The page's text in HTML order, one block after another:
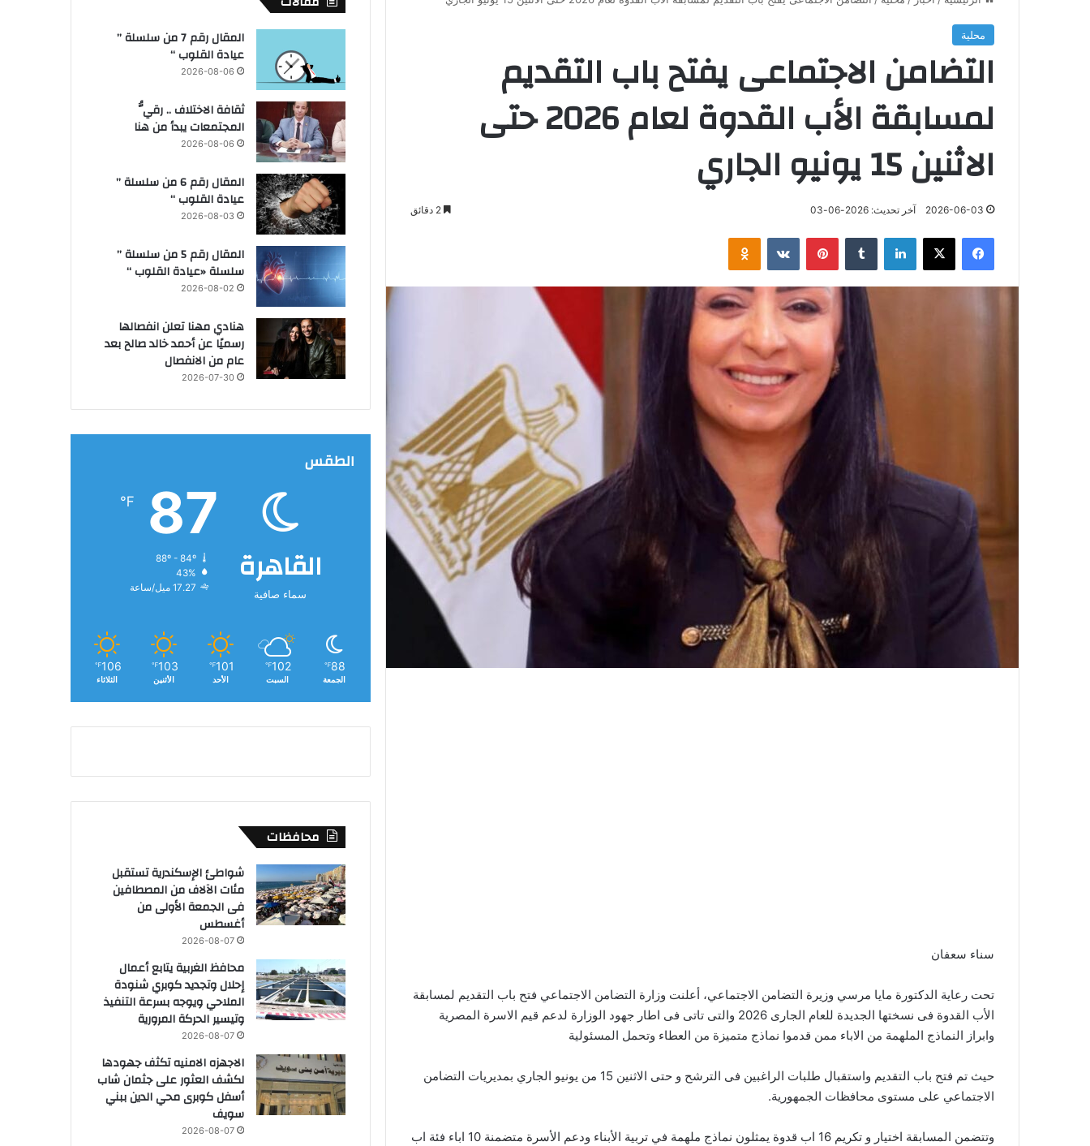
محلية
التضامن الاجتماعى يفتح باب التقديم
لمسابقة الأب القدوة لعام 2026 حتى
الاثنين 15 يونيو الجاري
2026-06-03 آخر تحديث: 2026-06-03
فيسبوك لينكدإن بينتيريست
سناء سعفان
تحت رعاية الدكتورة مايا مرسي وزيرة التضامن الاجتماعي، أعلنت وزارة التضامن الاجتماعي فتح باب التقديم لمسابقة
الأب القدوة فى نسختها الجديدة للعام الجارى 2026 والتى تاتى فى اطار جهود الوزارة لدعم قيم الاسرة المصرية
وابراز النماذج الملهمة من الاباء ممن قدموا نماذج متميزة من العطاء وتحمل المسئولية
حيث تم فتح باب التقديم واستقبال طلبات الراغبين فى الترشح و حتى الاثنين 15 من يونيو الجاري بمديريات التضامن
الاجتماعي على مستوى محافظات الجمهورية.
وتتضمن المسابقة اختيار و تكريم 16 اب قدوة يمثلون نماذج ملهمة في تربية الأبناء ودعم الأسرة متضمنة 10 اباء فئة اب
المقال رقم 7 من سلسلة ”
عيادة القلوب “
2026-08-06
ثقافة الاختلاف .. رقيُّ
المجتمعات يبدأ من هنا
2026-08-06
المقال رقم 6 من سلسلة ”
عيادة القلوب “
2026-08-03
المقال رقم 5 من سلسلة ”
سلسلة «عيادة القلوب “
2026-08-02
هنادي مهنا تعلن انفصالها
رسميًا عن أحمد خالد صالح بعد
عام من الانفصال
2026-07-30
الطقس
القاهرة
سماء صافية
87
℉
88º - 84º
43%
17.27 ميل/ساعة
88
℉
الجمعة
102
℉
السبت
101
℉
الأحد
103
℉
الأثنين
106
℉
الثلاثاء
محافظات
شواطئ الإسكندرية تستقبل
مئات الآلاف من المصطافين
فى الجمعة الأولى من
أغسطس
2026-08-07
محافظ الغربية يتابع أعمال
إحلال وتجديد كوبري شنودة
الملاحي ويوجه بسرعة التنفيذ
وتيسير الحركة المرورية
2026-08-07
الاجهزه الامنيه تكثف جهودها
لكشف العثور على جثمان شاب
أسفل كوبرى محي الدين ببني
سويف
2026-08-07